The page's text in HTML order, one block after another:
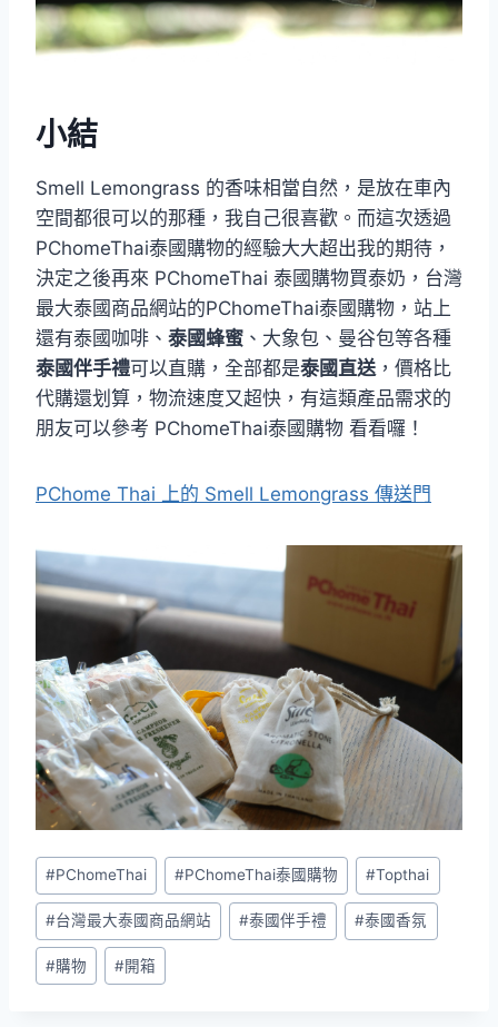
小結
Smell Lemongrass 的香味相當自然，是放在車內
空間都很可以的那種，我自己很喜歡。而這次透過
PChomeThai泰國購物的經驗大大超出我的期待，
決定之後再來 PChomeThai 泰國購物買泰奶，台灣
最大泰國商品網站的PChomeThai泰國購物，站上
還有泰國咖啡、 泰國蜂蜜 、大象包、曼谷包等各種
泰國伴手禮可以直購，全部都是泰國直送，價格比
代購還划算，物流速度又超快，有這類產品需求的
朋友可以參考 PChomeThai泰國購物 看看囉！
PChome Thai 上的 Smell Lemongrass 傳送門
Post
Tags:
#PChomeThai #PChomeThai泰國購物 #Topthai
#台灣最大泰國商品網站 #泰國伴手禮 #泰國香氛
#購物 #開箱